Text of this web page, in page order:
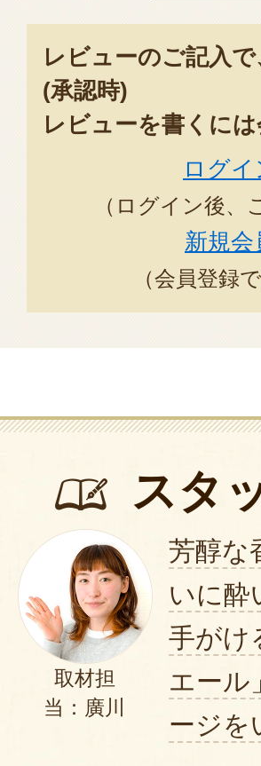
レビューのご記入で
(承認時)
レビューを書くに
ログ
（ログイン後
新規
（会員登録で
スタ
取材担
当：廣川
芳醇な
いに酔
手がけ
エール
ージを